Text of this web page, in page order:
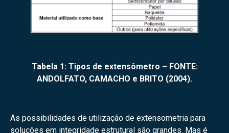
Tabela 1: Tipos de extensômetro – FONTE:
ANDOLFATO, CAMACHO e BRITO (2004).
As possibilidades de utilização de extensometria para
soluções em integridade estrutural são grandes. Mas é